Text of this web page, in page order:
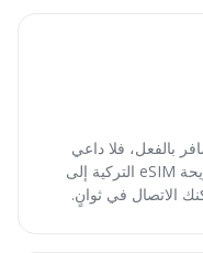
بالفعل، فلا داعي
للقلق بشأن انتظار التوصيل. نرسل شريحة eSIM التركية إلى
الاتصال في ثوانٍ.